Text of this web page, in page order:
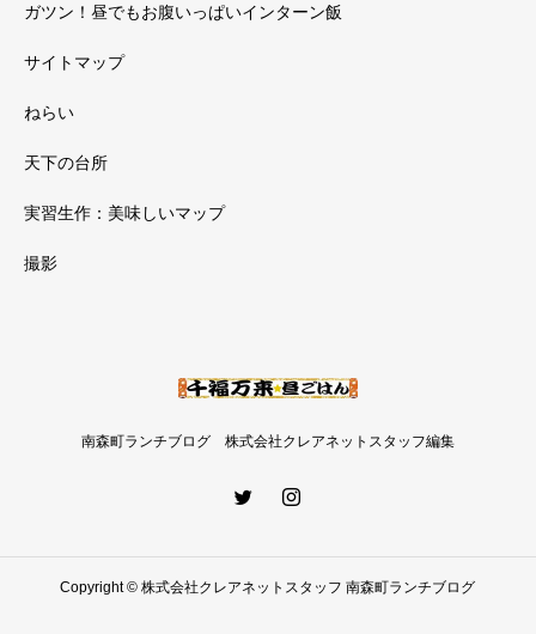
ガツン！昼でもお腹いっぱいインターン飯
サイトマップ
ねらい
天下の台所
実習生作：美味しいマップ
撮影
南森町ランチブログ 株式会社クレアネットスタッフ編集
Copyright © 株式会社クレアネットスタッフ 南森町ランチブログ